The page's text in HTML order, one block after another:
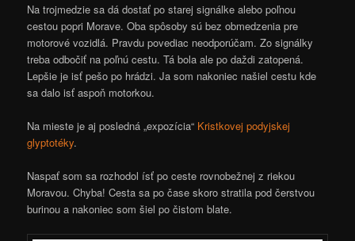
Na trojmedzie sa dá dostať po starej signálke alebo poľnou
cestou popri Morave. Oba spôsoby sú bez obmedzenia pre
motorové vozidlá. Pravdu povediac neodporúčam. Zo signálky
treba odbočiť na poľnú cestu. Tá bola ale po daždi zatopená.
Lepšie je isť pešo po hrádzi. Ja som nakoniec našiel cestu kde
sa dalo isť aspoň motorkou.
Na mieste je aj posledná „expozícia“ Kristkovej podyjskej
glyptotéky.
Naspať som sa rozhodol ísť po ceste rovnobežnej z riekou
Moravou. Chyba! Cesta sa po čase skoro stratila pod čerstvou
burinou a nakoniec som šiel po čistom blate.